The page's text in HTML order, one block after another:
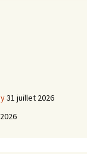
31 juillet 2026